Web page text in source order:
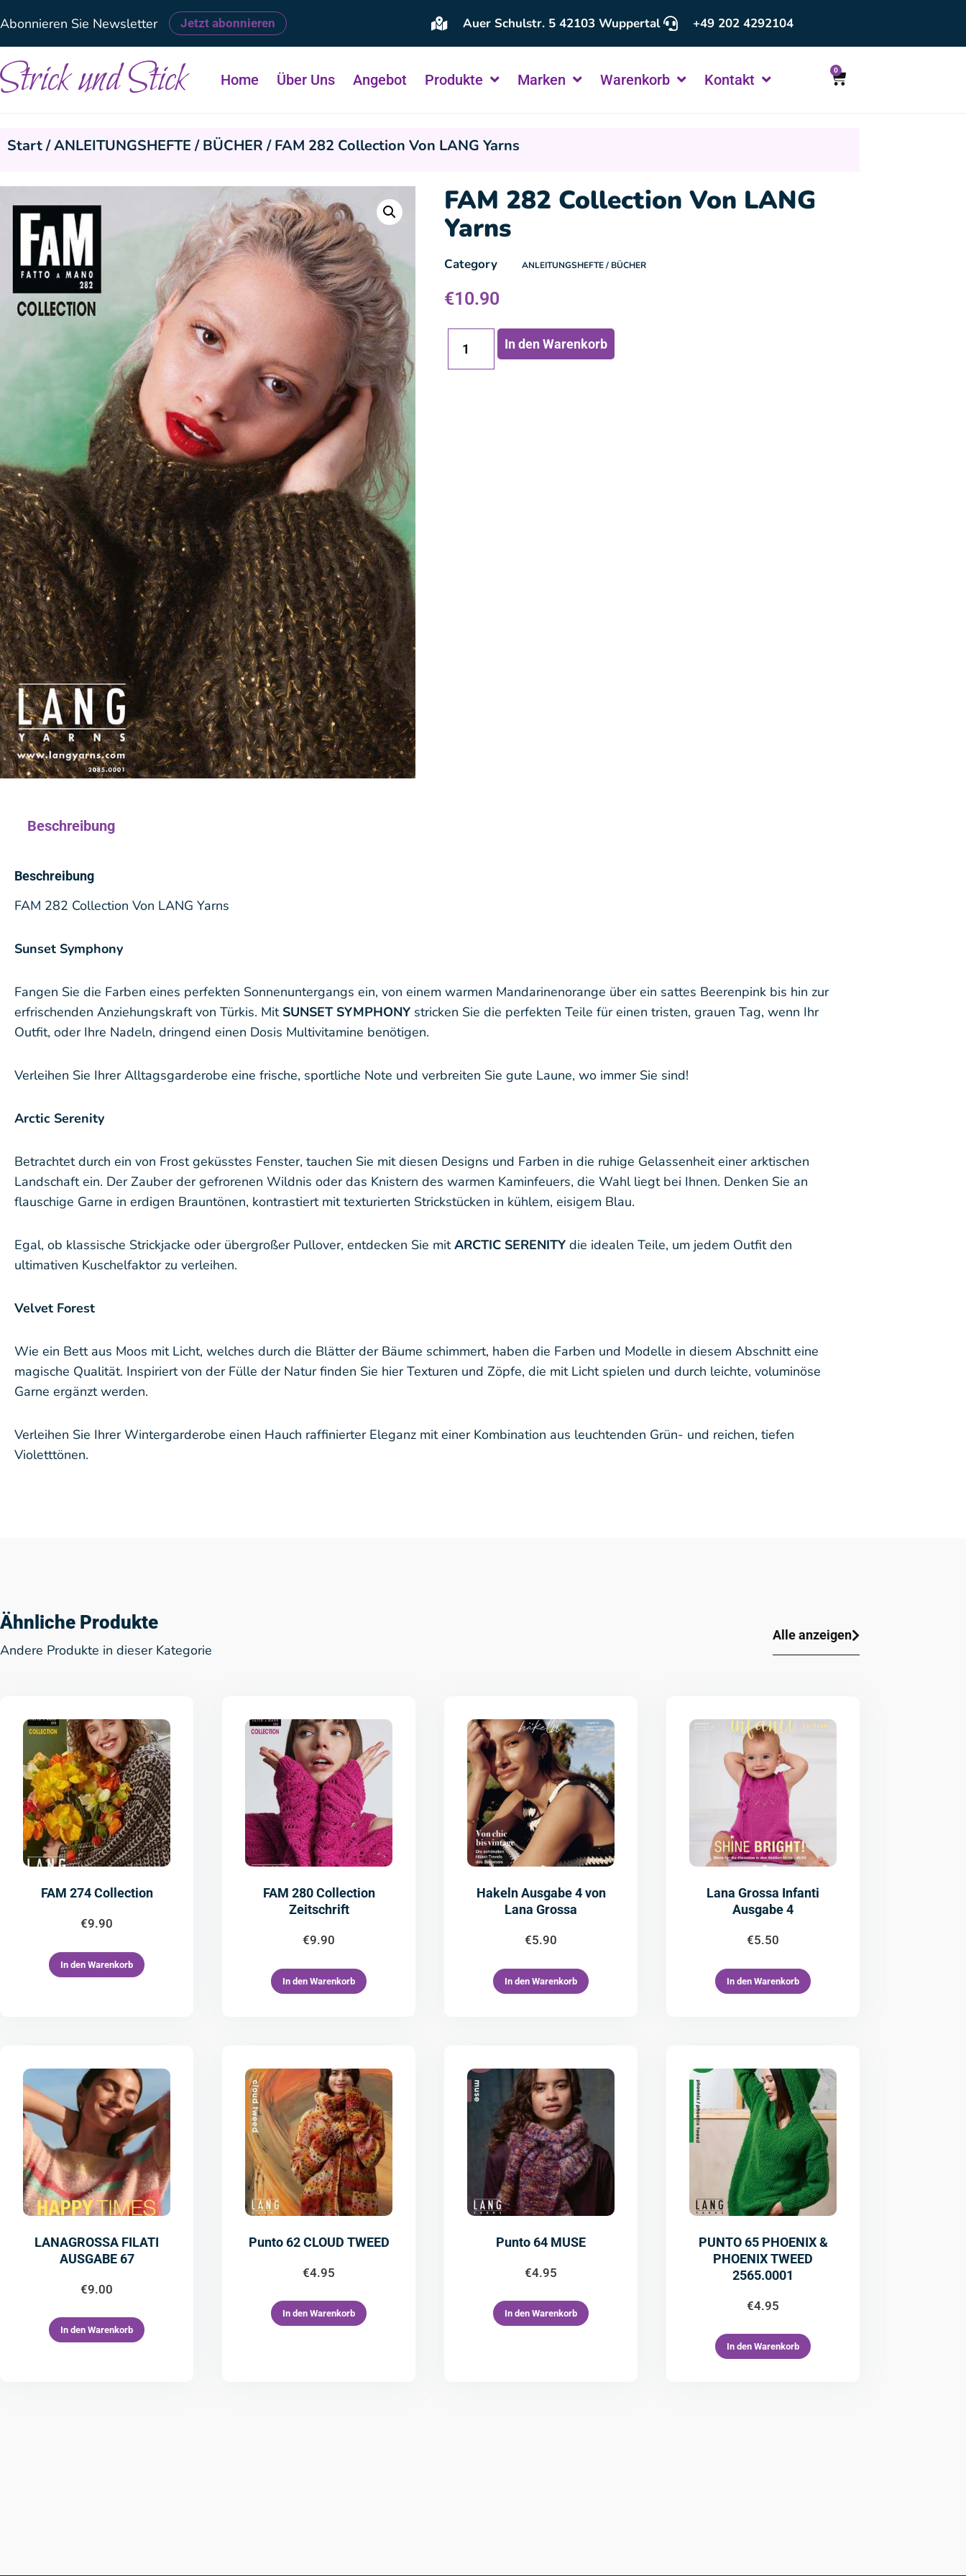
Abonnieren Sie Newsletter Jetzt abonnieren Auer Schulstr. 5 42103 Wuppertal +49 202 4292104
Strick und Stick Home Über Uns Angebot Produkte Marken Warenkorb Kontakt
0
Start/ANLEITUNGSHEFTE / BÜCHER/ FAM 282 Collection Von LANG Yarns
FAM 282 Collection Von LANG
Yarns
Category ANLEITUNGSHEFTE / BÜCHER
€10.90
In den Warenkorb
Beschreibung
Beschreibung
FAM 282 Collection Von LANG Yarns
Sunset Symphony
Fangen Sie die Farben eines perfekten Sonnenuntergangs ein, von einem warmen Mandarinenorange über ein sattes Beerenpink bis hin zur
erfrischenden Anziehungskraft von Türkis. Mit SUNSET SYMPHONY stricken Sie die perfekten Teile für einen tristen, grauen Tag, wenn Ihr
Outfit, oder Ihre Nadeln, dringend einen Dosis Multivitamine benötigen.
Verleihen Sie Ihrer Alltagsgarderobe eine frische, sportliche Note und verbreiten Sie gute Laune, wo immer Sie sind!
Arctic Serenity
Betrachtet durch ein von Frost geküsstes Fenster, tauchen Sie mit diesen Designs und Farben in die ruhige Gelassenheit einer arktischen
Landschaft ein. Der Zauber der gefrorenen Wildnis oder das Knistern des warmen Kaminfeuers, die Wahl liegt bei Ihnen. Denken Sie an
flauschige Garne in erdigen Brauntönen, kontrastiert mit texturierten Strickstücken in kühlem, eisigem Blau.
Egal, ob klassische Strickjacke oder übergroßer Pullover, entdecken Sie mitARCTIC SERENITY die idealen Teile, um jedem Outfit den
ultimativen Kuschelfaktor zu verleihen.
Velvet Forest
Wie ein Bett aus Moos mit Licht, welches durch die Blätter der Bäume schimmert, haben die Farben und Modelle in diesem Abschnitt eine
magische Qualität. Inspiriert von der Fülle der Natur finden Sie hier Texturen und Zöpfe, die mit Licht spielen und durch leichte, voluminöse
Garne ergänzt werden.
Verleihen Sie Ihrer Wintergarderobe einen Hauch raffinierter Eleganz mit einer Kombination aus leuchtenden Grün- und reichen, tiefen
Violetttönen.
Ähnliche Produkte
Andere Produkte in dieser Kategorie
Alle anzeigen
FAM 274 Collection
€9.90
In den Warenkorb
FAM 280 Collection
Zeitschrift
€9.90
In den Warenkorb
Hakeln Ausgabe 4 von
Lana Grossa
€5.90
In den Warenkorb
Lana Grossa Infanti
Ausgabe 4
€5.50
In den Warenkorb
LANAGROSSA FILATI
AUSGABE 67
€9.00
In den Warenkorb
Punto 62 CLOUD TWEED
€4.95
In den Warenkorb
Punto 64 MUSE
€4.95
In den Warenkorb
PUNTO 65 PHOENIX &
PHOENIX TWEED
2565.0001
€4.95
In den Warenkorb